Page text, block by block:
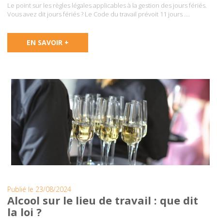
Le point sur les règles légales applicables à la gestion des jours fériés.
Vous avez dit jours fériés ? Le Code du travail prévoit 11 jours ….
EN SAVOIR +
Publié le 23/08/2024
Alcool sur le lieu de travail : que dit
la loi ?